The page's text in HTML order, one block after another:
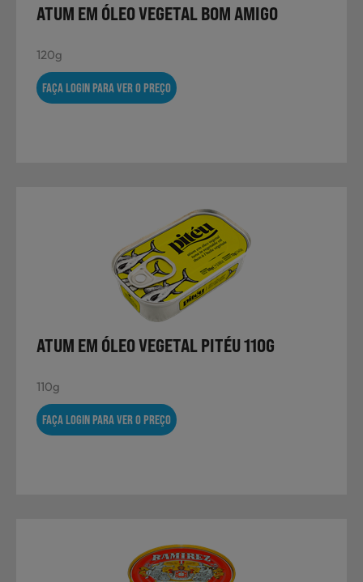
ATUM EM ÓLEO VEGETAL BOM AMIGO
120g
FAÇA LOGIN PARA VER O PREÇO
ATUM EM ÓLEO VEGETAL PITÉU 110G
110g
FAÇA LOGIN PARA VER O PREÇO